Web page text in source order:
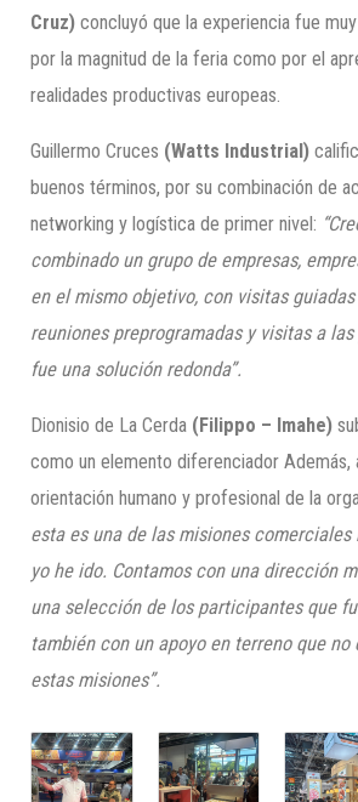
Cruz) concluyó que la experiencia fue
por la magnitud de la feria como por el
realidades productivas europeas.
Guillermo Cruces (Watts Industrial)
buenos términos, por su combinación de
networking y logística de primer nivel:
combinado un grupo de empresas,
en el mismo objetivo, con visitas
reuniones preprogramadas y visitas a
fue una solución redonda”.
Dionisio de La Cerda (Filippo – Imahe)
como un elemento diferenciador Además,
orientación humano y profesional de la
esta es una de las misiones
yo he ido. Contamos con una dirección
una selección de los participantes que
también con un apoyo en terreno que no
estas misiones”.